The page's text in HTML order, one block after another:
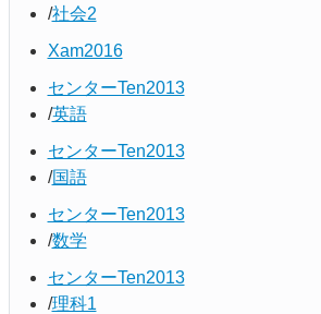
社会2
Xam2016
センターTen2013
英語
センターTen2013
国語
センターTen2013
数学
センターTen2013
理科1